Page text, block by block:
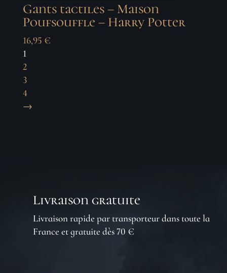
Gants tactiles – Maison
Poufsouffle – Harry Potter
16,95 €
1
2
3
4
→
Livraison gratuite
Livraison rapide par transporteur dans toute la
France et gratuite dès 70 €